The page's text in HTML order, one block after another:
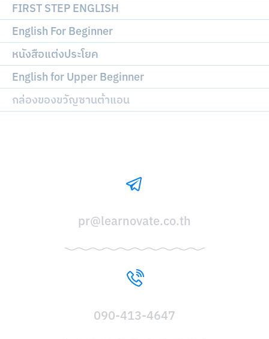
FIRST STEP ENGLISH
English For Beginner
หนังสือแต่งประโยค
English for Upper Beginner
กล่องของขวัญซานต้าแอน
pr@learnovate.co.th
090-413-4647